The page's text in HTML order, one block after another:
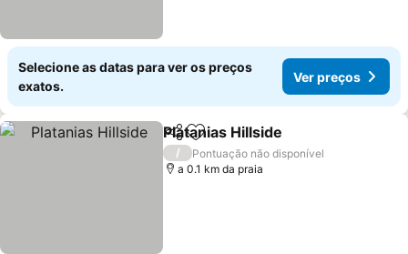
Selecione as datas para ver os preços
exatos.
Ver preços
PartilharAdicionar aos favoritos
Platanias Hillside
/
Pontuação não disponível
a 0.1 km da praia